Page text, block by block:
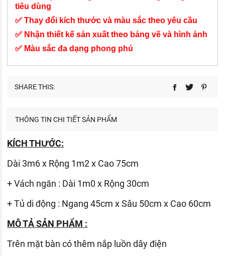
tiêu dùng
✅ Thay đổi kích thước và màu sắc theo yêu cầu
✅ Nhận thiết kế sản xuất theo bảng vẽ và hình ảnh
✅ Màu sắc đa dạng phong phú
SHARE THIS:
THÔNG TIN CHI TIẾT SẢN PHẨM
KÍCH THƯỚC:
Dài 3m6 x Rộng 1m2 x Cao 75cm
+ Vách ngăn : Dài 1m0 x Rộng 30cm
+ Tủ di động : Ngang 45cm x Sâu 50cm x Cao 60cm
MÔ TẢ SẢN PHẨM :
Trên mặt bàn có thêm nắp luồn dây điện